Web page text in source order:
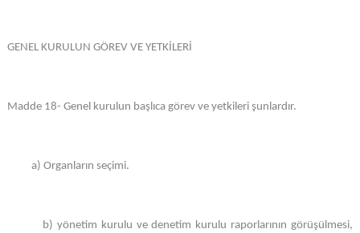
GENEL KURULUN GÖREV VE YETKİLERİ
Madde 18- Genel kurulun başlıca görev ve yetkileri şunlardır.
a) Organların seçimi.
b) yönetim kurulu ve denetim kurulu raporlarının görüşülmesi,